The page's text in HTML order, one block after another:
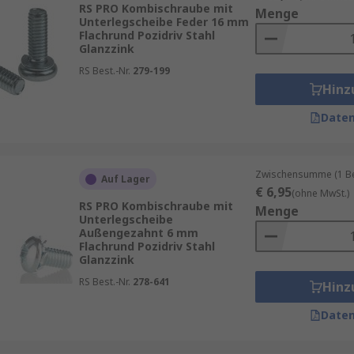
Schrauben mit Scheiben verwendet, um Vibrationen
mit Scheiben eingesetzt, um schwere Bauteile sicher zu
Schrauben mit Scheiben verwendet, um empfindliche
gibt es einige wichtige Faktoren zu beachten:
Materialien, die den Anforderungen deiner Anwendung
im Freien.
und Scheiben zu den Bohrungen und
Beschichtung, wie z.B. Verzinkung, notwendig ist, um
RS PRO Kombischraube mit
Unterlegscheibe Feder 16 mm
Flachrund Pozidriv Stahl
Glanzzink
RS Best.-Nr. 279-199
Menge
Auf Lager
RS PRO Kombischraube mit
Unterlegscheibe
Außengezahnt 6 mm
Flachrund Pozidriv Stahl
Glanzzink
RS Best.-Nr. 278-641
Zwischensumme (1
€ 6,95(ohne MwSt.)
Menge